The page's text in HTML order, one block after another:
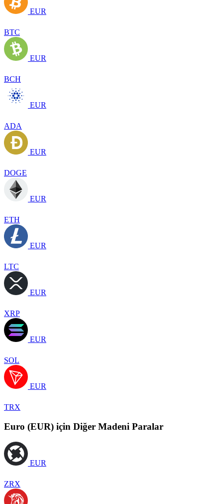
EUR
BTC
EUR
BCH
EUR
ADA
EUR
DOGE
EUR
ETH
EUR
LTC
EUR
XRP
EUR
SOL
EUR
TRX
Euro (EUR) için Diğer Madeni Paralar
EUR
ZRX